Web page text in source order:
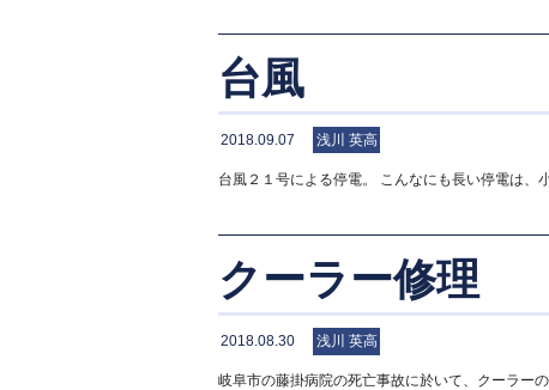
台風
2018.09.07 浅川 英高
台風２１号による停電。 こんなにも長い停電は、
クーラー修理
2018.08.30 浅川 英高
岐阜市の藤掛病院の死亡事故に於いて、クーラー